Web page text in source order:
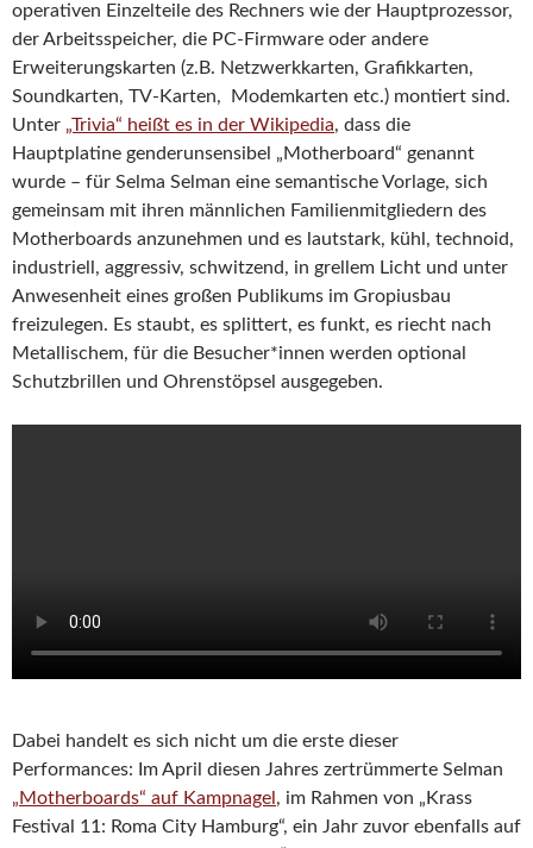
operativen Einzelteile des Rechners wie der Hauptprozessor,
der Arbeitsspeicher, die PC-Firmware oder andere
Erweiterungskarten (z.B. Netzwerkkarten, Grafikkarten,
Soundkarten, TV-Karten, Modemkarten etc.) montiert sind.
Unter „Trivia“ heißt es in der Wikipedia, dass die
Hauptplatine genderunsensibel „Motherboard“ genannt
wurde – für Selma Selman eine semantische Vorlage, sich
gemeinsam mit ihren männlichen Familienmitgliedern des
Motherboards anzunehmen und es lautstark, kühl, technoid,
industriell, aggressiv, schwitzend, in grellem Licht und unter
Anwesenheit eines großen Publikums im Gropiusbau
freizulegen. Es staubt, es splittert, es funkt, es riecht nach
Metallischem, für die Besucher*innen werden optional
Schutzbrillen und Ohrenstöpsel ausgegeben.
Dabei handelt es sich nicht um die erste dieser
Performances: Im April diesen Jahres zertrümmerte Selman
„Motherboards“ auf Kampnagel , im Rahmen von „Krass
Festival 11: Roma City Hamburg“, ein Jahr zuvor ebenfalls auf